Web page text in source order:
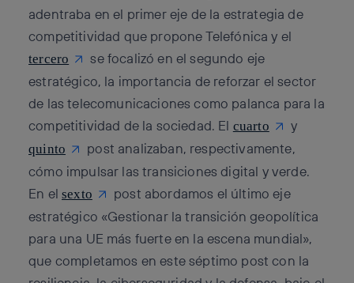
adentraba en el primer eje de la estrategia de
competitividad que propone Telefónica y el
tercero
se focalizó en el segundo eje
estratégico, la importancia de reforzar el sector
de las telecomunicaciones como palanca para la
competitividad de la sociedad. El cuarto y
quinto
post analizaban, respectivamente,
cómo impulsar las transiciones digital y verde.
En elsexto
post abordamos el último eje
estratégico «Gestionar la transición geopolítica
para una UE más fuerte en la escena mundial»,
que completamos en este séptimo post con la